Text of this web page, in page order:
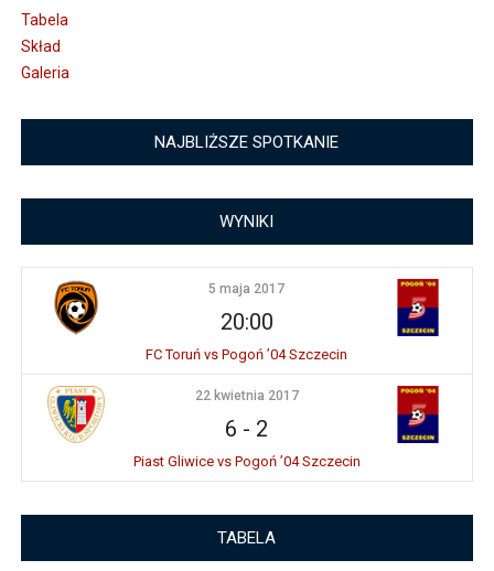
Tabela
Skład
Galeria
NAJBLIŻSZE SPOTKANIE
WYNIKI
5 maja 2017
20:00
FC Toruń vs Pogoń ’04 Szczecin
22 kwietnia 2017
6 - 2
Piast Gliwice vs Pogoń ’04 Szczecin
TABELA